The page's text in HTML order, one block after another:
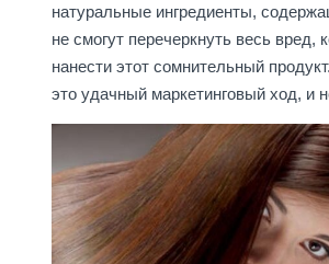
натуральные ингредиенты,
не смогут перечеркнуть весь вред,
нанести этот сомнительный
это удачный маркетинговый ход, и